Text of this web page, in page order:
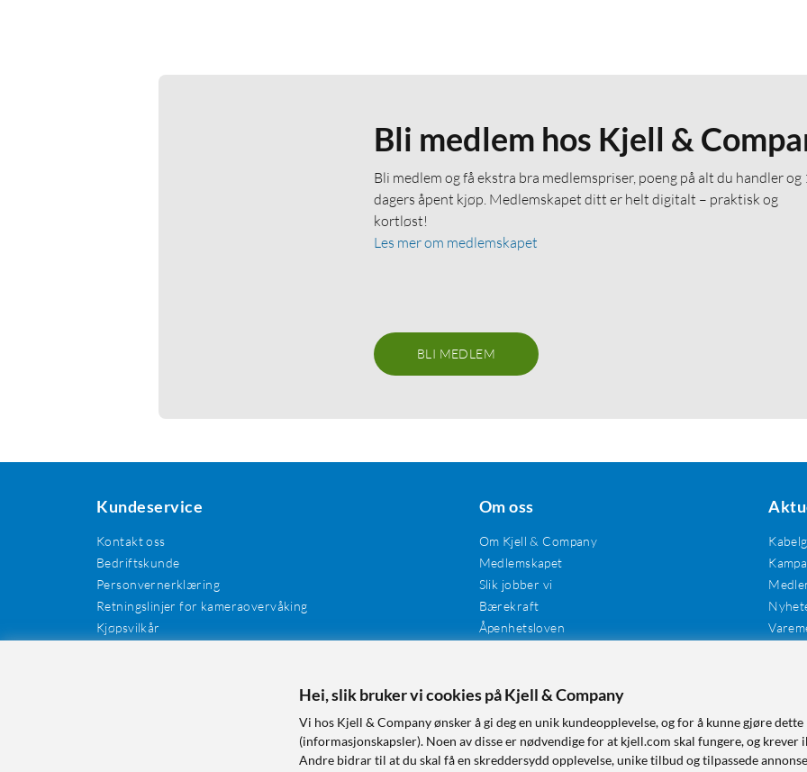
Bli medlem hos Kjell &
Bli medlem og få ekstra bra medlemspriser, poeng på alt du handler og
dagers åpent kjøp. Medlemskapet ditt er helt digitalt – praktisk og
kortløst!
Les mer om medlemskapet
BLI MEDLEM
Kundeservice
Kontakt oss
Bedriftskunde
Personvernerklæring
Retningslinjer for kameraovervåking
Kjøpsvilkår
Om oss
Om Kjell & Company
Medlemskapet
Slik jobber vi
Bærekraft
Åpenhetsloven
Tilgjengelighet
Hei, slik bruker vi cookies på Kjell & Company
Vi hos Kjell & Company ønsker å gi deg en unik kundeopplevelse, og for å kunne gjøre
(informasjonskapsler). Noen av disse er nødvendige for at kjell.com skal fungere, og krever
Andre bidrar til at du skal få en skreddersydd opplevelse, unike tilbud og tilpassede